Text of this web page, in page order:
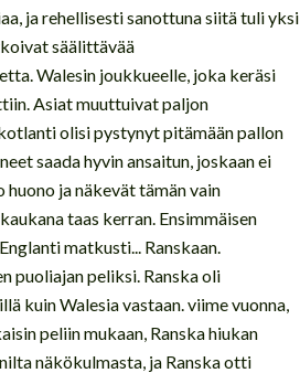
ja rehellisesti sanottuna siitä tuli yksi
säälittävää
Walesin joukkueelle, joka keräsi
Asiat muuttuivat paljon
olisi pystynyt pitämään pallon
saada hyvin ansaitun, joskaan ei
ja näkevät tämän vain
taas kerran. Ensimmäisen
matkusti... Ranskaan.
puoliajan peliksi. Ranska oli
kuin Walesia vastaan. viime vuonna,
peliin mukaan, Ranska hiukan
näkökulmasta, ja Ranska otti